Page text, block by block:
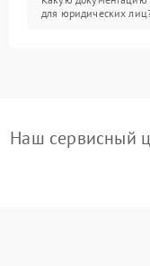
для юридических
Наш сервисный